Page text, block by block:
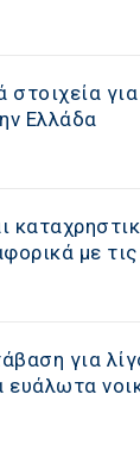
στοιχεία
Ελλάδα
με
για
ευάλωτα